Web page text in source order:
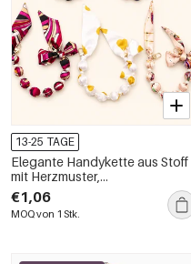
13-25 TAGE
Elegante Handykette aus Stoff
mit Herzmuster,
Leopardenmuster, Streifen und
Punkten in verschiedenen
Farben.
€1,06
MOQ von 1 Stk.